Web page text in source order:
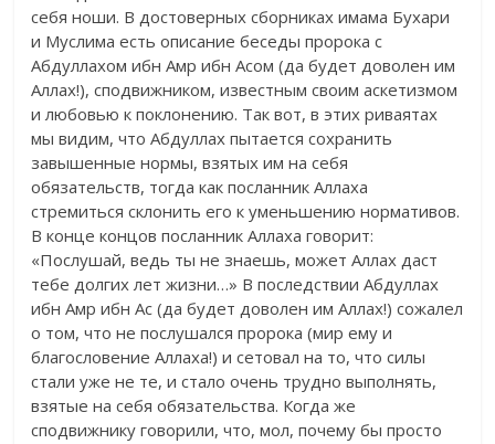
себя ноши. В достоверных сборниках имама Бухари
и Муслима есть описание беседы пророка с
Абдуллахом ибн Амр ибн Асом (да будет доволен им
Аллах!), сподвижником, известным своим аскетизмом
и любовью к поклонению. Так вот, в этих риваятах
мы видим, что Абдуллах пытается сохранить
завышенные нормы, взятых им на себя
обязательств, тогда как посланник Аллаха
стремиться склонить его к уменьшению нормативов.
В конце концов посланник Аллаха говорит:
«Послушай, ведь ты не знаешь, может Аллах даст
тебе долгих лет жизни…» В последствии Абдуллах
ибн Амр ибн Ас (да будет доволен им Аллах!) сожалел
о том, что не послушался пророка (мир ему и
благословение Аллаха!) и сетовал на то, что силы
стали уже не те, и стало очень трудно выполнять,
взятые на себя обязательства. Когда же
сподвижнику говорили, что, мол, почему бы просто